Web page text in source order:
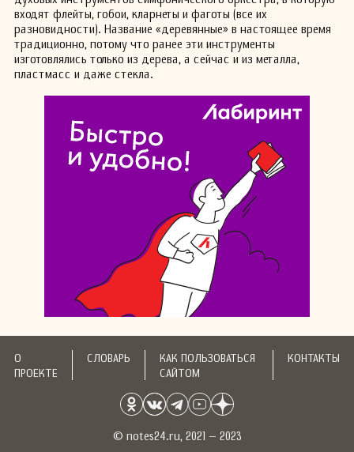
входят флейты, гобои, кларнеты и фаготы (все их
разновидности). Название «деревянные» в настоящее время
традиционно, потому что ранее эти инструменты
изготовлялись только из дерева, а сейчас и из металла,
пластмасс и даже стекла.
О
ПРОЕКТЕ
СЛОВАРЬ
КАК ПОЛЬЗОВАТЬСЯ
САЙТОМ
КОНТАКТЫ
© notes24.ru, 2021 – 2023